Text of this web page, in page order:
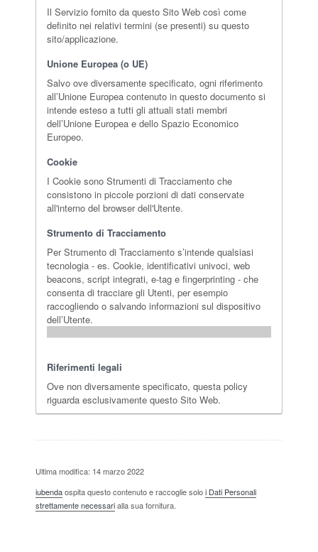
Il Servizio fornito da questo Sito Web così come
definito nei relativi termini (se presenti) su questo
sito/applicazione.
Unione Europea (o UE)
Salvo ove diversamente specificato, ogni riferimento
all’Unione Europea contenuto in questo documento si
intende esteso a tutti gli attuali stati membri
dell’Unione Europea e dello Spazio Economico
Europeo.
Cookie
I Cookie sono Strumenti di Tracciamento che
consistono in piccole porzioni di dati conservate
all'interno del browser dell'Utente.
Strumento di Tracciamento
Per Strumento di Tracciamento s’intende qualsiasi
tecnologia - es. Cookie, identificativi univoci, web
beacons, script integrati, e-tag e fingerprinting - che
consenta di tracciare gli Utenti, per esempio
raccogliendo o salvando informazioni sul dispositivo
dell’Utente.
Riferimenti legali
Ove non diversamente specificato, questa policy
riguarda esclusivamente questo Sito Web.
Ultima modifica: 14 marzo 2022
iubendaospita questo contenuto e raccoglie soloi Dati Personali
strettamente necessarialla sua fornitura.